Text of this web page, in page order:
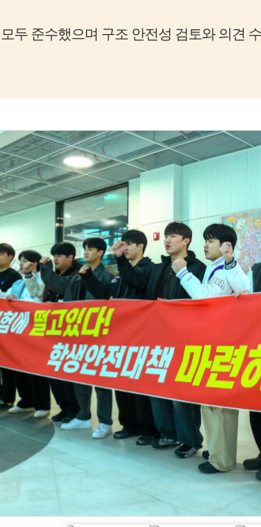
두 준수했으며 구조 안전성 검토와 의견